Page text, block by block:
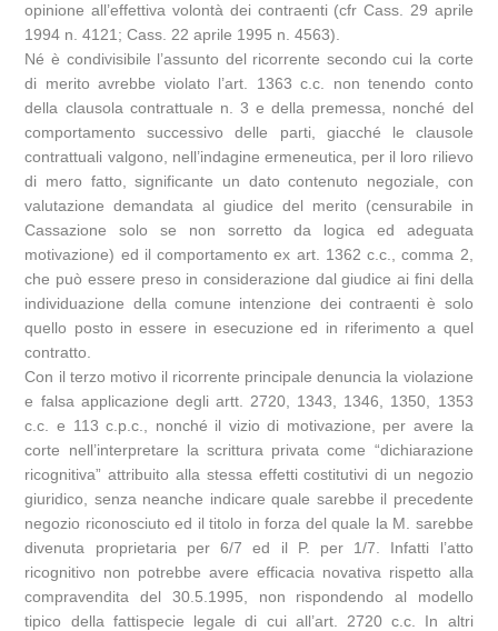
opinione all’effettiva volontà dei contraenti (cfr Cass. 29 aprile
1994 n. 4121; Cass. 22 aprile 1995 n. 4563).
Né è condivisibile l’assunto del ricorrente secondo cui la corte
di merito avrebbe violato l’art. 1363 c.c. non tenendo conto
della clausola contrattuale n. 3 e della premessa, nonché del
comportamento successivo delle parti, giacché le clausole
contrattuali valgono, nell’indagine ermeneutica, per il loro rilievo
di mero fatto, significante un dato contenuto negoziale, con
valutazione demandata al giudice del merito (censurabile in
Cassazione solo se non sorretto da logica ed adeguata
motivazione) ed il comportamento ex art. 1362 c.c., comma 2,
che può essere preso in considerazione dal giudice ai fini della
individuazione della comune intenzione dei contraenti è solo
quello posto in essere in esecuzione ed in riferimento a quel
contratto.
Con il terzo motivo il ricorrente principale denuncia la violazione
e falsa applicazione degli artt. 2720, 1343, 1346, 1350, 1353
c.c. e 113 c.p.c., nonché il vizio di motivazione, per avere la
corte nell’interpretare la scrittura privata come “dichiarazione
ricognitiva” attribuito alla stessa effetti costitutivi di un negozio
giuridico, senza neanche indicare quale sarebbe il precedente
negozio riconosciuto ed il titolo in forza del quale la M. sarebbe
divenuta proprietaria per 6/7 ed il P. per 1/7. Infatti l’atto
ricognitivo non potrebbe avere efficacia novativa rispetto alla
compravendita del 30.5.1995, non rispondendo al modello
tipico della fattispecie legale di cui all’art. 2720 c.c. In altri